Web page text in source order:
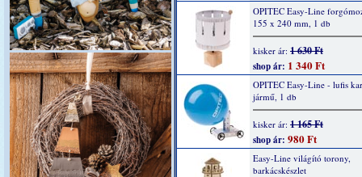
OPITEC Easy-Line
155 x 240 mm, 1 db
kisker ár: 1 630 Ft
shop ár: 1 340 Ft
OPITEC Easy-Line - lufis
jármű, 1 db
kisker ár: 1 165 Ft
shop ár: 980 Ft
Easy-Line világító torony,
barkácskészlet